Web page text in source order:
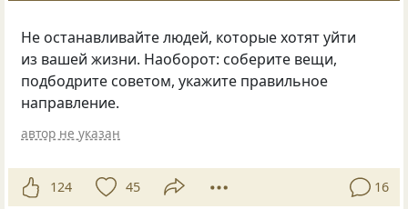
Не останавливайте людей, которые хотят уйти
из вашей жизни. Наоборот: соберите вещи,
подбодрите советом, укажите правильное
направление.
автор не указан
124 45 16